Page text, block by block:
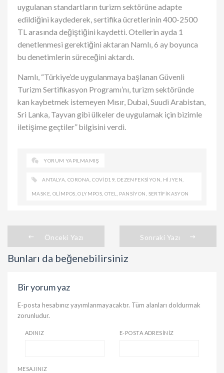
uygulanan standartların turizm sektörüne adapte
edildiğini kaydederek, sertifika ücretlerinin 400-2500
TL arasında değiştiğini kaydetti. Otellerin ayda 1
denetlenmesi gerektiğini aktaran Namlı, 6 ay boyunca
bu denetimlerin süreceğini aktardı.
Namlı, “Türkiye’de uygulanmaya başlanan Güvenli
Turizm Sertifikasyon Programı’nı, turizm sektöründe
kan kaybetmek istemeyen Mısır, Dubai, Suudi Arabistan,
Sri Lanka, Tayvan gibi ülkeler de uygulamak için bizimle
iletişime geçtiler” bilgisini verdi.
YORUM YAPILMAMIŞ
ANTALYA ,CORONA ,COVID19 DEZENFEKSIYON HIJYEN
MASKE OLIMPOS ,OLYMPOS ,OTEL PANSIYON SERTIFIKASYON
Önceki Yazı Sonraki Yazı
Bunları da beğenebilirsiniz
Bir yorum yaz
E-posta hesabınız yayımlanmayacaktır. Tüm alanları doldurmak
zorunludur.
ADINIZ E-POSTA ADRESINIZ
MESAJINIZ